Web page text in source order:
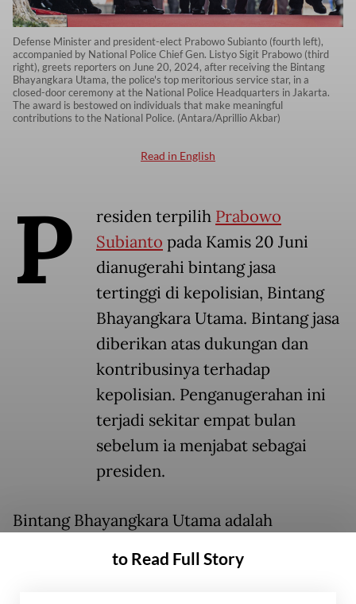
Defense Minister and president-elect Prabowo Subianto (fourth left),
accompanied by National Police Chief Gen. Listyo Sigit Prabowo (third
right), greets reporters on June 20, 2024, after receiving the Bintang
Bhayangkara Utama, the police's top meritorious service star, in a
closed-door ceremony at the National Police Headquarters in Jakarta.
The award is bestowed on individuals that make meaningful
contributions to the National Police. (Antara/Aprillio Akbar)
Read in English
P residen terpilih Prabowo
Subianto pada Kamis 20 Juni
dianugerahi bintang jasa
tertinggi di kepolisian, Bintang
Bhayangkara Utama. Bintang jasa
diberikan atas dukungan dan
kontribusinya terhadap
kepolisian. Penganugerahan ini
terjadi sekitar empat bulan
sebelum ia menjabat sebagai
presiden.
Bintang Bhayangkara Utama adalah
Kepolisian RI (Polri) kepada seseorang, atas
to Read Full Story